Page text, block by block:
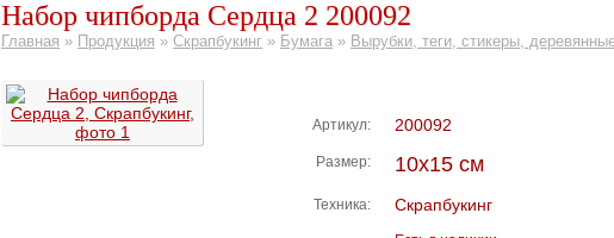
Набор чипборда Сердца 2 200092
Главная » Продукция » Скрапбукинг » Бумага » Вырубки, теги, стикеры,
Артикул: 200092
Размер: 10х15 см
Техника: Скрапбукинг